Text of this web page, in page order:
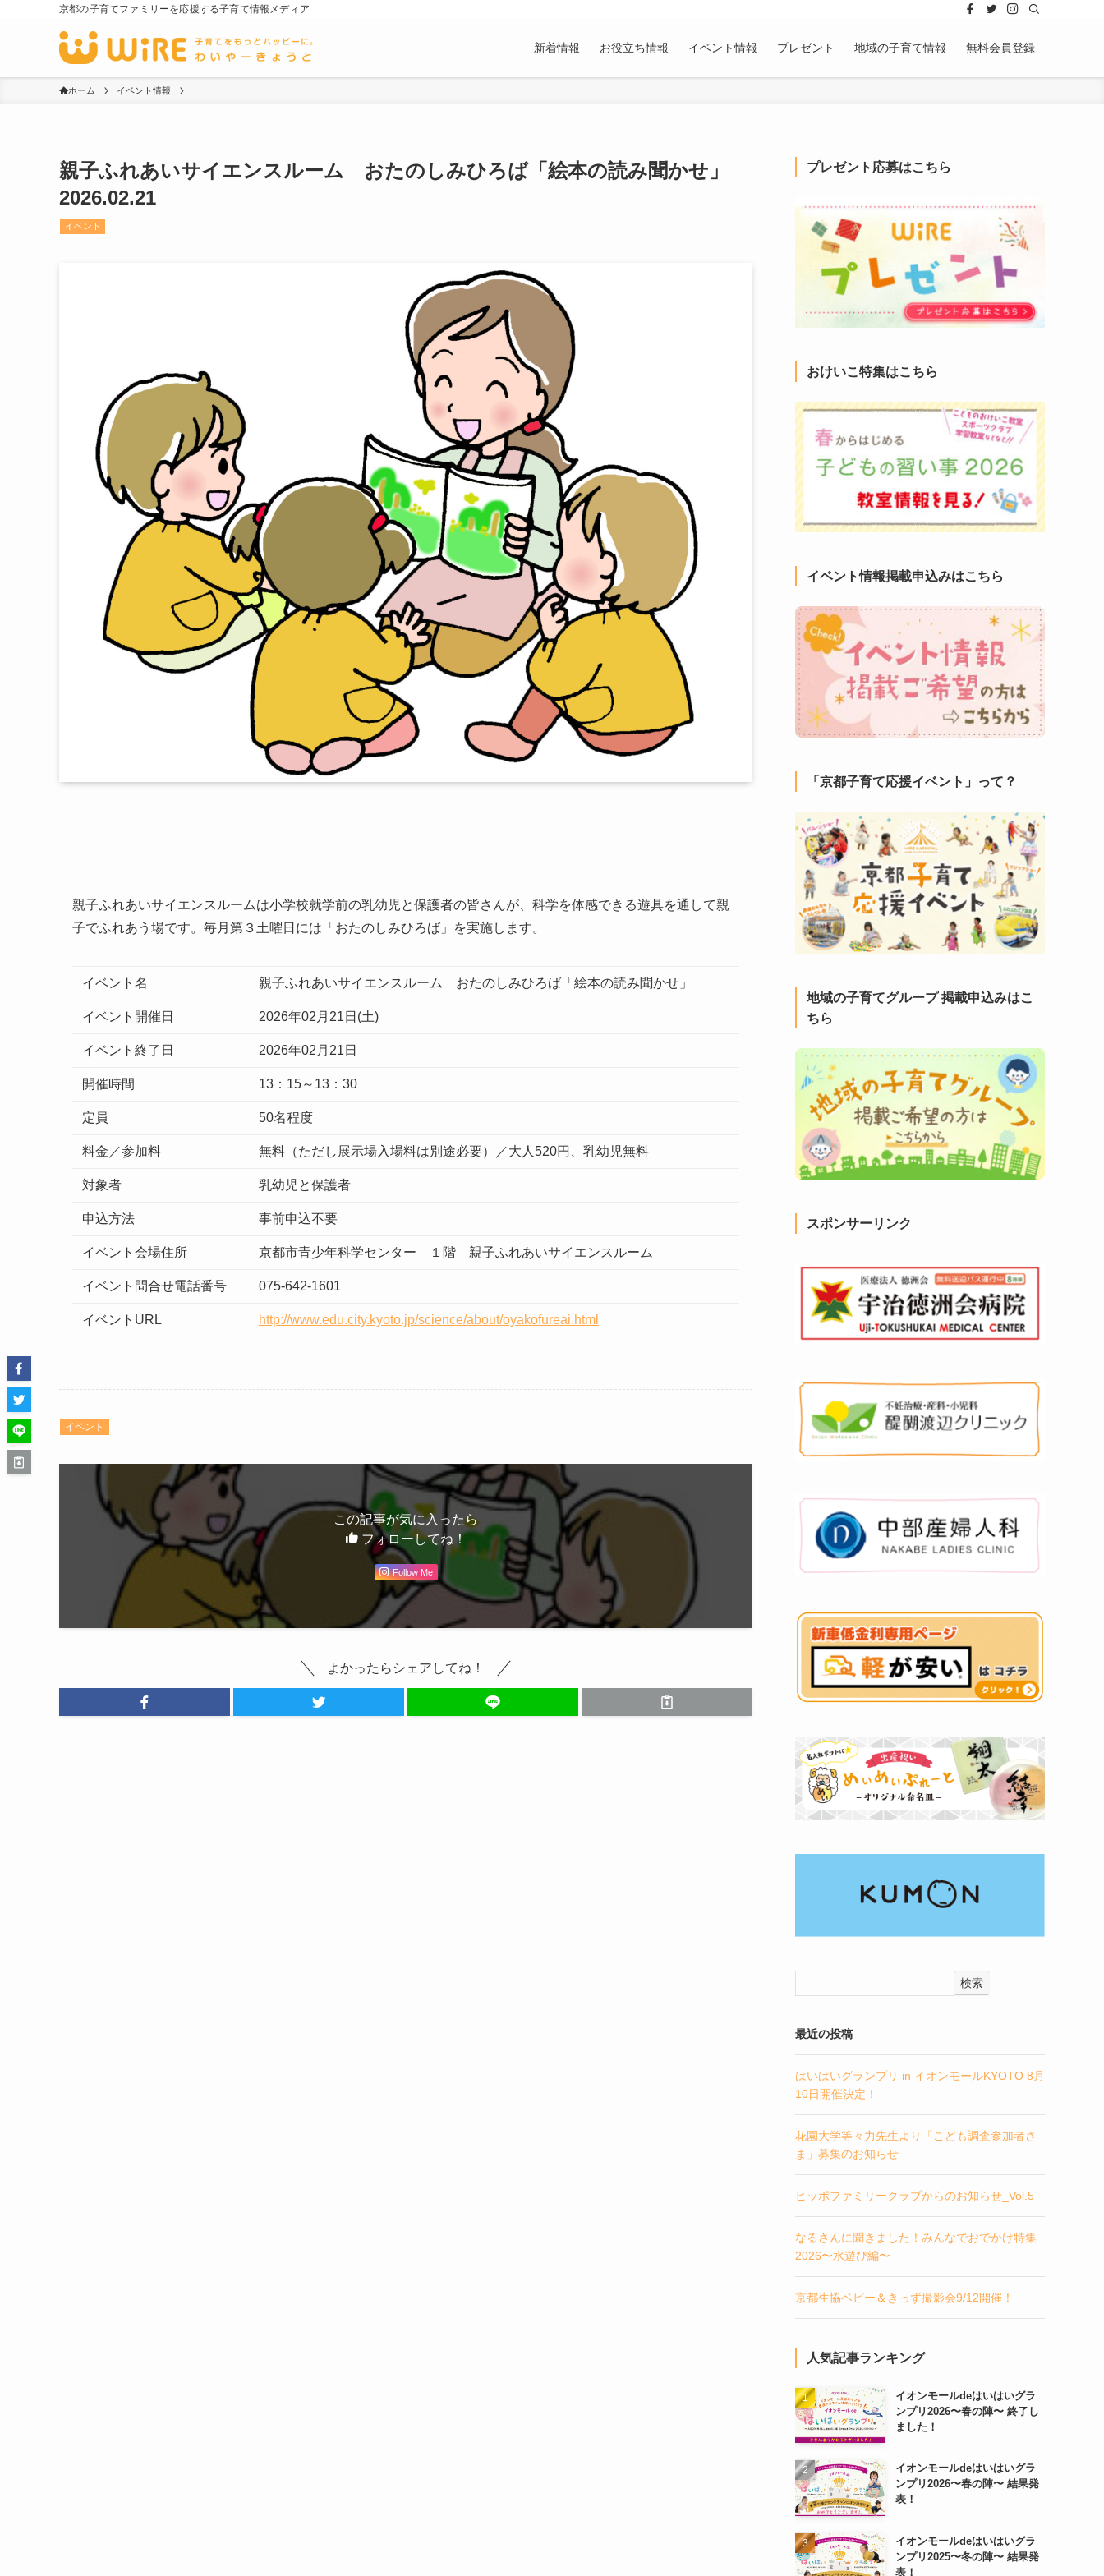
京都の子育てファミリーを応援する子育て情報メディア
新着情報 お役立ち情報 イベント情報 プレゼント 地域の子育て情報 無料会員登録
ホーム イベント情報
親子ふれあいサイエンスルーム おたのしみひろば「絵本の読み聞かせ」
2026.02.21
イベント
親子ふれあいサイエンスルームは小学校就学前の乳幼児と保護者の皆さんが、科学を体感できる遊具を通して親
子でふれあう場です。毎月第３土曜日には「おたのしみひろば」を実施します。
イベント名 親子ふれあいサイエンスルーム おたのしみひろば「絵本の読み聞かせ」
イベント開催日 2026年02月21日(土)
イベント終了日 2026年02月21日
開催時間 13：15～13：30
定員 50名程度
料金／参加料 無料（ただし展示場入場料は別途必要）／大人520円、乳幼児無料
対象者 乳幼児と保護者
申込方法 事前申込不要
イベント会場住所 京都市青少年科学センター １階 親子ふれあいサイエンスルーム
イベント問合せ電話番号 075-642-1601
イベントURL http://www.edu.city.kyoto.jp/science/about/oyakofureai.html
イベント
この記事が気に入ったら
フォローしてね！
Follow Me
よかったらシェアしてね！
プレゼント応募はこちら
おけいこ特集はこちら
イベント情報掲載申込みはこちら
「京都子育て応援イベント」って？
地域の子育てグループ 掲載申込みはこ
ちら
スポンサーリンク
検索
最近の投稿
はいはいグランプリ in イオンモールKYOTO 8月
10日開催決定！
花園大学等々力先生より「こども調査参加者さ
ま」募集のお知らせ
ヒッポファミリークラブからのお知らせ_Vol.5
なるさんに聞きました！みんなでおでかけ特集
2026〜水遊び編〜
京都生協ベビー＆きっず撮影会9/12開催！
人気記事ランキング
イオンモールdeはいはいグラ
ンプリ2026〜春の陣〜 終了し
ました！
イオンモールdeはいはいグラ
ンプリ2026〜春の陣〜 結果発
表！
イオンモールdeはいはいグラ
ンプリ2025〜冬の陣〜 結果発
表！